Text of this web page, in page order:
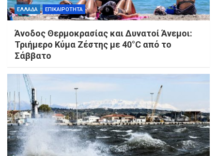
ΕΛΛΑΔΑ ΕΠΙΚΑΙΡΟΤΗΤΑ
Άνοδος Θερμοκρασίας και Δυνατοί Άνεμοι:
Τριήμερο Κύμα Ζέστης με 40°C από το
Σάββατο